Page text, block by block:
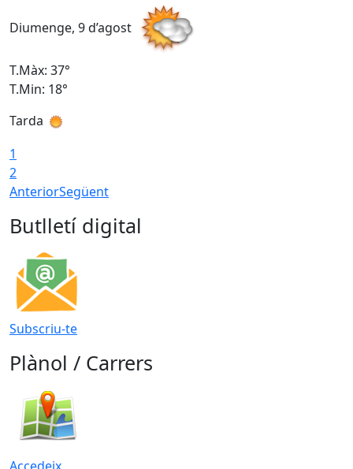
Diumenge, 9 d’agost
T.Màx: 37°
T.Min: 18°
Tarda
1
2
AnteriorSegüent
Butlletí digital
Subscriu-te
Plànol / Carrers